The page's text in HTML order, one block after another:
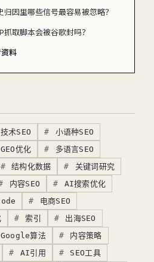
归因里哪些信号最容易被忽略？
抓取脚本会被谷歌封吗？
料
技术SEO
小语种SEO
GEO优化
多语言SEO
结构化数据
关键词研究
内容SEO
AI搜索优化
电商SEO
索引
出海SEO
Google算法
内容策略
AI引用
SEO工具